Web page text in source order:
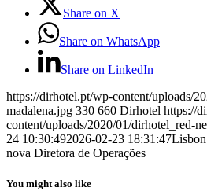
Share on X
Share on WhatsApp
Share on LinkedIn
https://dirhotel.pt/wp-content/uploads/
madalena.jpg 330 660 Dirhotel https://
content/uploads/2020/01/dirhotel_red-
24 10:30:492026-02-23 18:31:47
nova Diretora de Operações
You might also like